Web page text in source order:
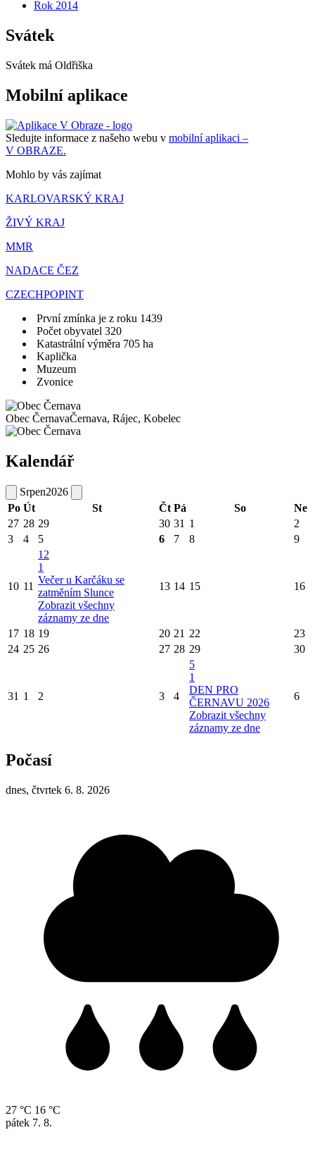
Rok 2014
Svátek
Svátek má Oldřiška
Mobilní aplikace
Sledujte informace z našeho webu v mobilní aplikaci –
V OBRAZE.
Mohlo by vás zajímat
KARLOVARSKÝ KRAJ
ŽIVÝ KRAJ
MMR
NADACE ČEZ
CZECHPOPINT
První zmínka je z roku 1439
Počet obyvatel 320
Katastrální výměra 705 ha
Kaplička
Muzeum
Zvonice
Obec ČernavaČernava, Rájec, Kobelec
Kalendář
Srpen2026
Po Út St Čt Pá So
Ne
27 28 29 30 31 1
2
3
4 5 6 7 8 9
10 11
12
1
Večer u Karčáku se
zatměním Slunce
Zobrazit všechny
záznamy ze dne
13 14 15 16
17 18 19 20 21 22
23
24 25 26 27 28 29 30
31 1 2 3 4
5
1
DEN PRO
ČERNAVU 2026
Zobrazit všechny
záznamy ze dne
6
Počasí
dnes, čtvrtek 6. 8. 2026
27 °C 16 °C
pátek 7. 8.